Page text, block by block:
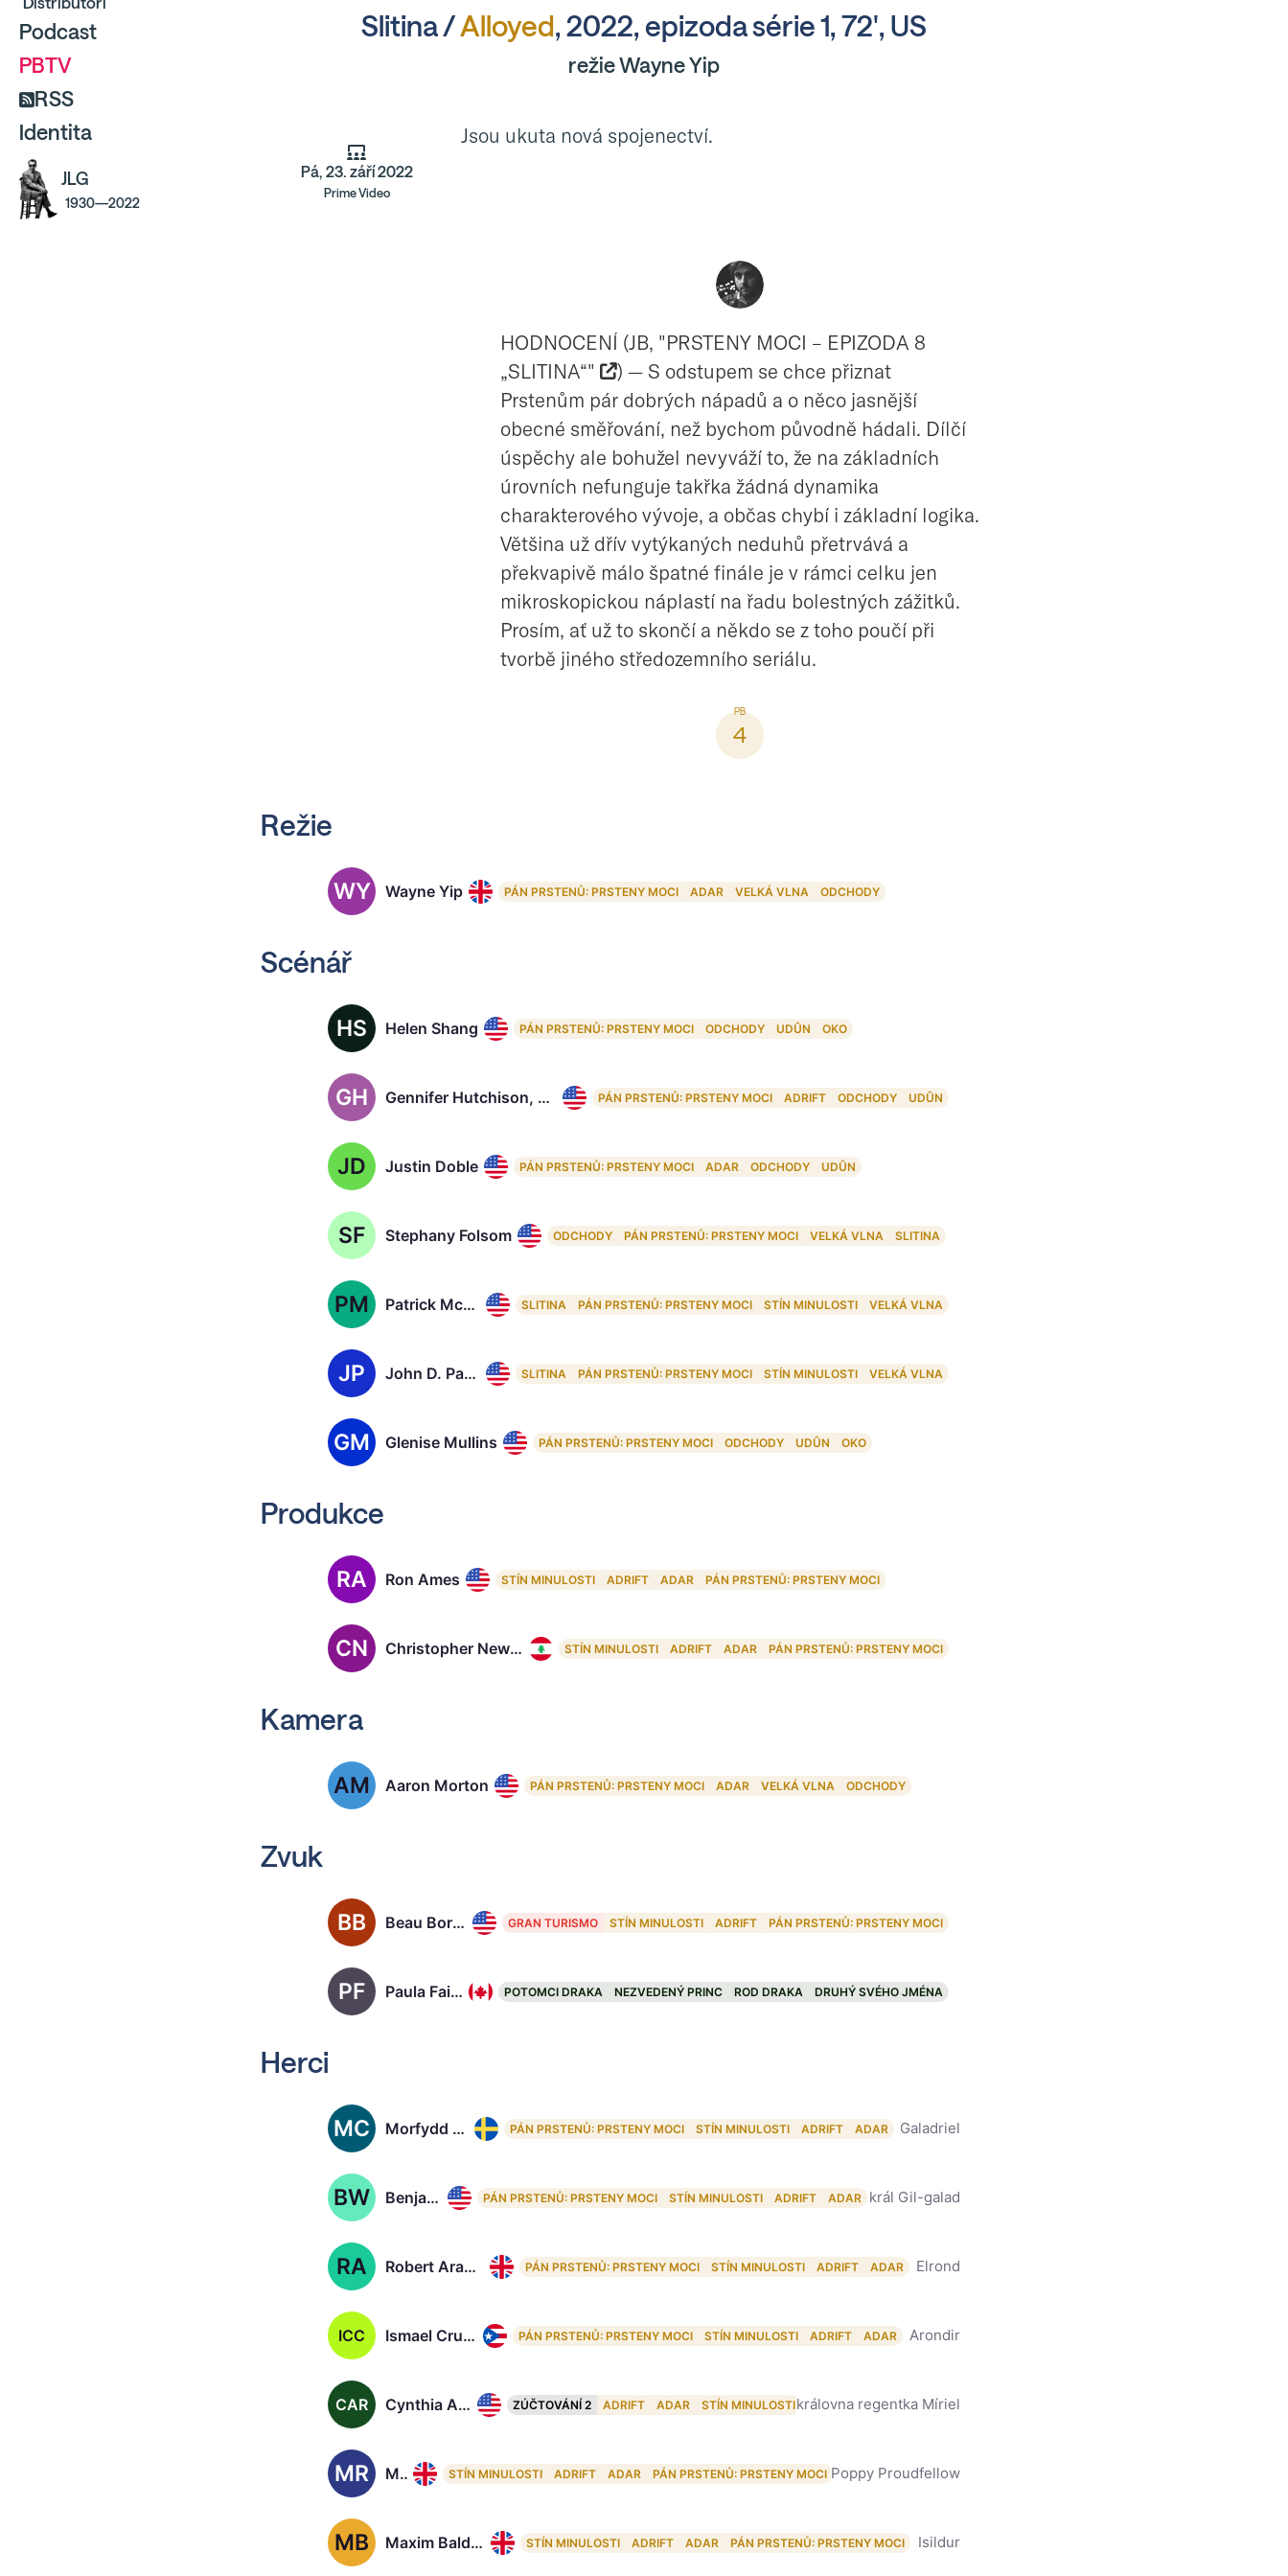
Podcast
PBTV
RSS
Identita
JLG
1930—2022
Slitina /Alloyed, 2022, epizoda série 1, 72', US
režie Wayne Yip
Pá, 23. září 2022
Prime Video
Jsou ukuta nová spojenectví.
HODNOCENÍ (JB, "PRSTENY MOCI – EPIZODA 8
„SLITINA“"
) — S odstupem se chce přiznat
Prstenům pár dobrých nápadů a o něco jasnější
obecné směřování, než bychom původně hádali. Dílčí
úspěchy ale bohužel nevyváží to, že na základních
úrovních nefunguje takřka žádná dynamika
charakterového vývoje, a občas chybí i základní logika.
Většina už dřív vytýkaných neduhů přetrvává a
překvapivě málo špatné finále je v rámci celku jen
mikroskopickou náplastí na řadu bolestných zážitků.
Prosím, ať už to skončí a někdo se z toho poučí při
tvorbě jiného středozemního seriálu.
4
Režie
WY Wayne Yip PÁN PRSTENŮ: PRSTENY MOCI ADAR VELKÁ VLNA ODCHODY
Scénář
HS Helen Shang PÁN PRSTENŮ: PRSTENY MOCI ODCHODY UDÛN OKO
GH Gennifer Hutchison, 49 PÁN PRSTENŮ: PRSTENY MOCI ADRIFT ODCHODY UDÛN
JD Justin Doble PÁN PRSTENŮ: PRSTENY MOCI ADAR ODCHODY UDÛN
SF Stephany Folsom ODCHODY PÁN PRSTENŮ: PRSTENY MOCI VELKÁ VLNA SLITINA
PM Patrick McKay SLITINA PÁN PRSTENŮ: PRSTENY MOCI STÍN MINULOSTI VELKÁ VLNA
JP John D. Payne SLITINA PÁN PRSTENŮ: PRSTENY MOCI STÍN MINULOSTI VELKÁ VLNA
GM Glenise Mullins PÁN PRSTENŮ: PRSTENY MOCI ODCHODY UDÛN OKO
Produkce
RA Ron Ames STÍN MINULOSTI ADRIFT ADAR PÁN PRSTENŮ: PRSTENY MOCI
CN Christopher Newman STÍN MINULOSTI ADRIFT ADAR PÁN PRSTENŮ: PRSTENY MOCI
Kamera
AM Aaron Morton PÁN PRSTENŮ: PRSTENY MOCI ADAR VELKÁ VLNA ODCHODY
Zvuk
BB Beau Borders GRAN TURISMO STÍN MINULOSTI ADRIFT PÁN PRSTENŮ: PRSTENY MOCI
PF Paula Fairfield, 64 POTOMCI DRAKA NEZVEDENÝ PRINC ROD DRAKA DRUHÝ SVÉHO JMÉNA
Herci
MC Morfydd Clark PÁN PRSTENŮ: PRSTENY MOCI STÍN MINULOSTI ADRIFT ADAR Galadriel
BW Benjamin Walker, 44 PÁN PRSTENŮ: PRSTENY MOCI STÍN MINULOSTI ADRIFT ADAR král Gil-galad
RA Robert Aramayo, 33 PÁN PRSTENŮ: PRSTENY MOCI STÍN MINULOSTI ADRIFT ADAR Elrond
ICC Ismael Cruz Cordova, 39 PÁN PRSTENŮ: PRSTENY MOCI STÍN MINULOSTI ADRIFT ADAR Arondir
CAR Cynthia Addai-Robinson, 41 ZÚČTOVÁNÍ 2 ADRIFT ADAR STÍN MINULOSTIkrálovna regentka Míriel
MR Megan Richards STÍN MINULOSTI ADRIFT ADAR PÁN PRSTENŮ: PRSTENY MOCI Poppy Proudfellow
MB Maxim Baldry, 30 STÍN MINULOSTI ADRIFT ADAR PÁN PRSTENŮ: PRSTENY MOCI Isildur